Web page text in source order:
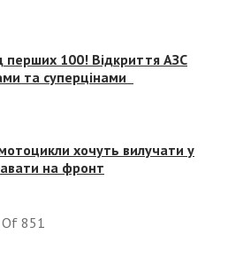
перших 100! Відкриття АЗС
та суперцінами
хочуть вилучати у
на фронт
Of 851